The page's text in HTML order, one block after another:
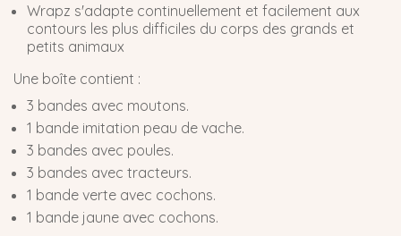
Wrapz s'adapte continuellement et facilement aux
contours les plus difficiles du corps des grands et
petits animaux
Une boîte contient :
3 bandes avec moutons.
1 bande imitation peau de vache.
3 bandes avec poules.
3 bandes avec tracteurs.
1 bande verte avec cochons.
1 bande jaune avec cochons.